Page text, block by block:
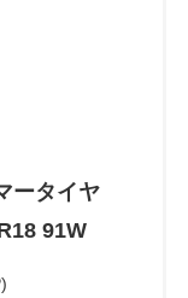
ータイヤ
91W